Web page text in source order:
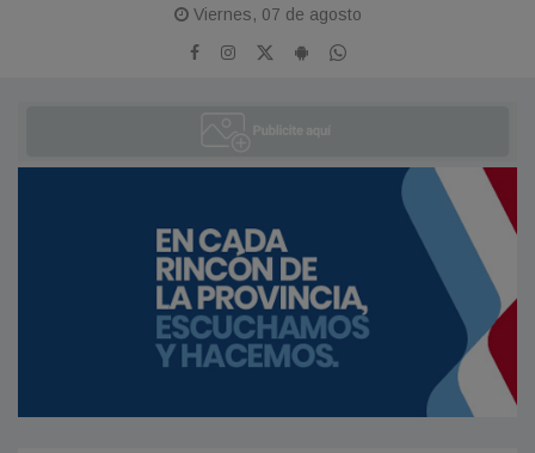
Viernes, 07 de agosto